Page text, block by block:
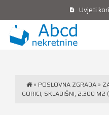
Uvjeti
» POSLOVNA ZGRADA»
GORICI, SKLADIŠNI, 2.300 M2